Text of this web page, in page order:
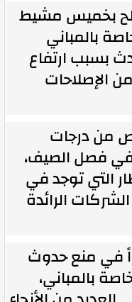
بخميس مشيط
بالمباني
بسبب ارتفاع
الإصلاحات
من درجات
في فصل الصيف،
التي توجد في
الرائدة
في منع حدوث
بالمباني،